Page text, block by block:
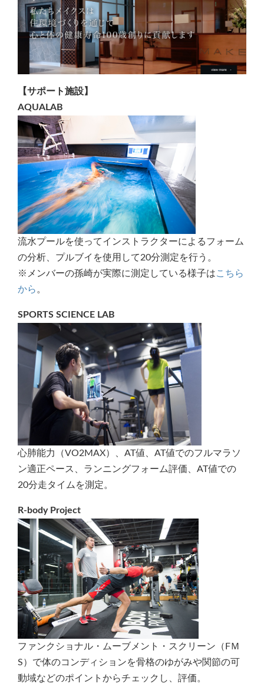
【サポート施設】
AQUALAB
流水プールを使ってインストラクターによるフォーム
の分析、プルブイを使用して20分測定を行う。
※メンバーの孫崎が実際に測定している様子はこちら
から 。
SPORTS SCIENCE LAB
心肺能力（VO2MAX）、AT値、AT値でのフルマラソ
ン適正ペース、ランニングフォーム評価、AT値での
20分走タイムを測定。
R-body Project
ファンクショナル・ムーブメント・スクリーン（FＭ
S）で体のコンディションを骨格のゆがみや関節の可
動域などのポイントからチェックし、評価。